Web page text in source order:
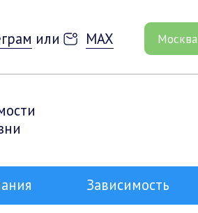
или MAX Москва
Зависимость